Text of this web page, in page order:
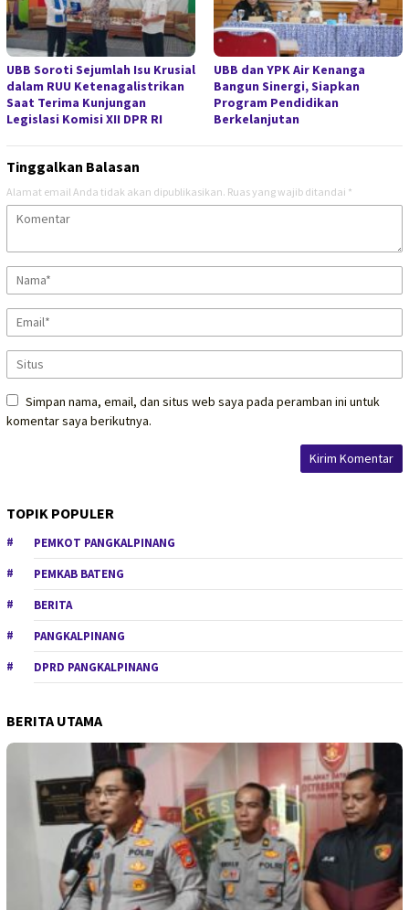
UBB Soroti Sejumlah Isu Krusial
dalam RUU Ketenagalistrikan
Saat Terima Kunjungan
Legislasi Komisi XII DPR RI
UBB dan YPK Air Kenanga
Bangun Sinergi, Siapkan
Program Pendidikan
Berkelanjutan
Tinggalkan Balasan
Alamat email Anda tidak akan dipublikasikan. Ruas yang wajib ditandai *
Simpan nama, email, dan situs web saya pada peramban ini untuk
komentar saya berikutnya.
TOPIK POPULER
PEMKOT PANGKALPINANG
PEMKAB BATENG
BERITA
PANGKALPINANG
DPRD PANGKALPINANG
BERITA UTAMA